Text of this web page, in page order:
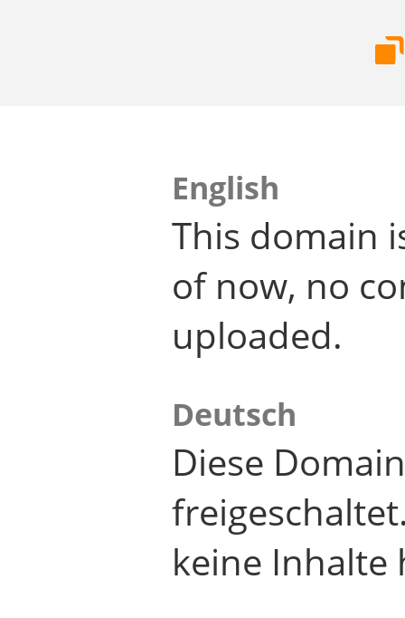
English
This domain
of now, no
uploaded.
Deutsch
Diese
keine Inhalte